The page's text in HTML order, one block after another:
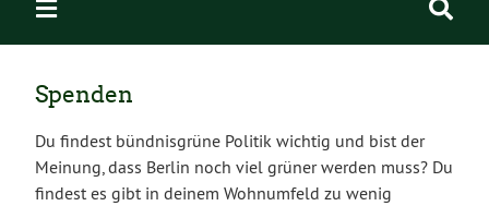
Spenden
Du findest bündnisgrüne Politik wichtig und bist der
Meinung, dass Berlin noch viel grüner werden muss? Du
findest es gibt in deinem Wohnumfeld zu wenig